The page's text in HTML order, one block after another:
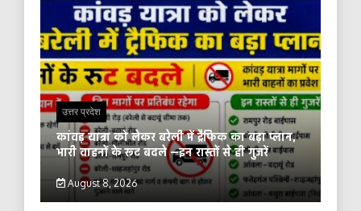
उत्तर प्रदेश
कांवड़ यात्रा को लेकर बरेली में ट्रैफिक का बड़ा प्लान,
भारी वाहनों के रूट बदले —इन रास्तों से ही गुजरें
August 8, 2026